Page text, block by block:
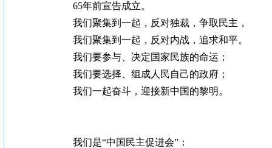
65年前宣告成立。
我们聚集到一起，反对独裁，争取民主，
我们聚集到一起，反对内战，追求和平。
我们要参与、决定国家民族的命运；
我们要选择、组成人民自己的政府；
我们一起奋斗，迎接新中国的黎明。
我们是“中国民主促进会”：